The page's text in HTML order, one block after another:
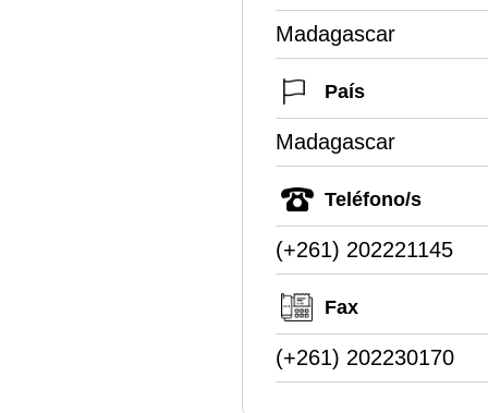
Madagascar
País
Madagascar
Teléfono/s
(+261) 202221145
Fax
(+261) 202230170